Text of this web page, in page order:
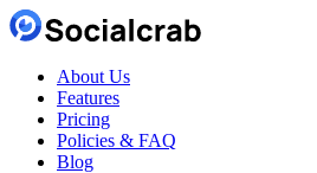
About Us
Features
Pricing
Policies & FAQ
Blog